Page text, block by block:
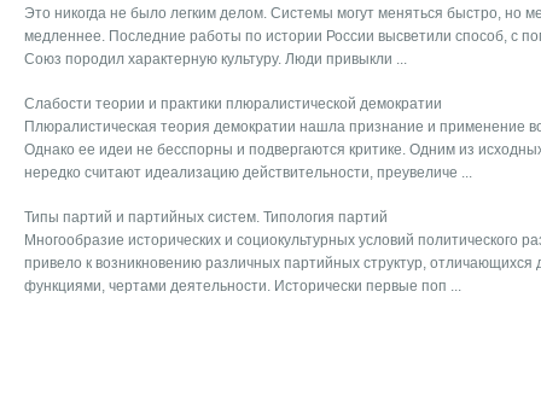
Это никогда не было легким делом. Системы могут меняться быстро, но
медленнее. Последние работы по истории России высветили способ, с
Союз породил характерную культуру. Люди привыкли ...
Слабости теории и практики плюралистической демократии
Плюралистическая теория демократии нашла признание и применение
Однако ее идеи не бесспорны и подвергаются критике. Одним из
нередко считают идеализацию действительности, преувеличе ...
Типы партий и партийных систем. Типология партий
Многообразие исторических и социокультурных условий политического
привело к возникновению различных партийных структур, отличающихся
функциями, чертами деятельности. Исторически первые поп ...